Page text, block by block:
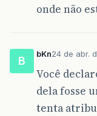
onde não
B
bKn24 de abr.
Você
dela fosse
tenta